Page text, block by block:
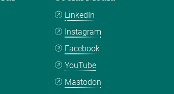
LinkedIn
Instagram
Facebook
YouTube
Mastodon